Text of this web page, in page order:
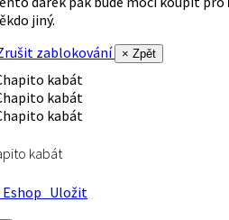
jiný.
zablokování
× Zpět
kabát
Uložit